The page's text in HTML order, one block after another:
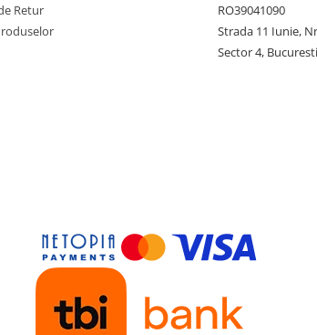
Retur
RO39041090
Strada 11 Iunie,
Sector 4, Bucuresti